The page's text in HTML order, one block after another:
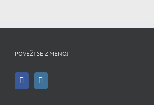
POVEŽI SE Z MENOJ